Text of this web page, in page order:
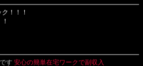
！！！
す 安心の簡単在宅ワークで副収入